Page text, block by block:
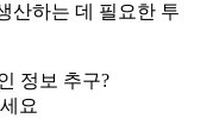
산하는 데 필요한 투
정보 추구?
요